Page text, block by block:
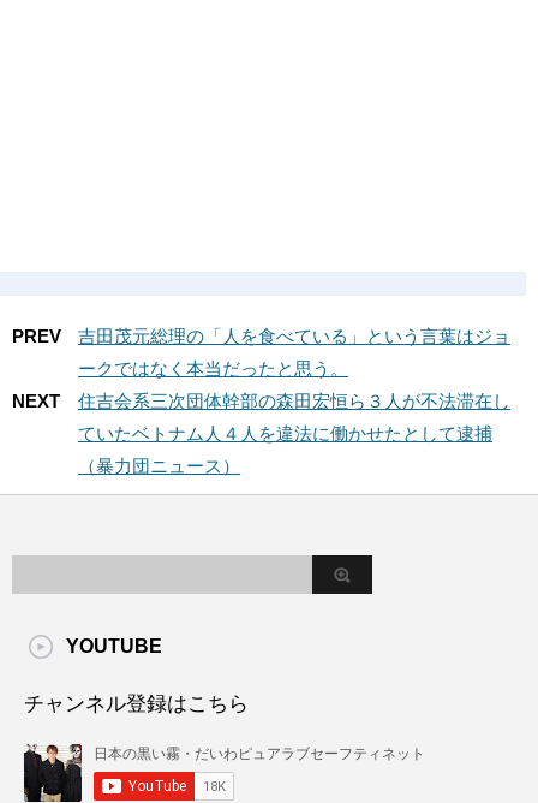
PREV
吉田茂元総理の「人を食べている」という言葉はジョ
ークではなく本当だったと思う。
NEXT
住吉会系三次団体幹部の森田宏恒ら３人が不法滞在し
ていたベトナム人４人を違法に働かせたとして逮捕
（暴力団ニュース）
YOUTUBE
チャンネル登録はこちら